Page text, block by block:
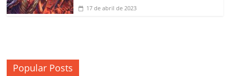
17 de abril de 2023
Popular Posts